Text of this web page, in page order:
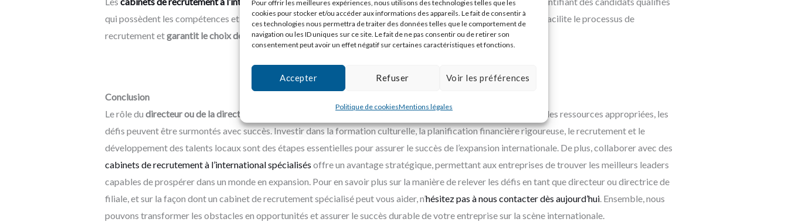
Pour offrir les meilleures expériences, nous utilisons des technologies telles que les
cookies pour stocker et/ou accéder aux informations des appareils. Le fait de consentir à
ces technologies nous permettra de traiter des données telles que le comportement de
navigation ou les ID uniques sur ce site. Le fait de ne pas consentir ou de retirer son
consentement peut avoir un effet négatif sur certaines caractéristiques et fonctions.
Accepter Refuser Voir les préférences
Politique de cookiesMentions légales
qui possèdent les compétences et l’expérience nécessaires pour relever les défis internationaux. Leur expertise facilite le processus de
recrutement etgarantit le choix des meilleurs candidatspour le poste.
Conclusion
Le rôle du directeur ou de la directrice de filiale est complexe et exigeant,mais avec les bonnes compétences et les ressources appropriées, les
défis peuvent être surmontés avec succès. Investir dans la formation culturelle, la planification financière rigoureuse, le recrutement et le
développement des talents locaux sont des étapes essentielles pour assurer le succès de l’expansion internationale. De plus, collaborer avec des
cabinets de recrutement à l’international spécialisés offre un avantage stratégique, permettant aux entreprises de trouver les meilleurs leaders
capables de prospérer dans un monde en expansion. Pour en savoir plus sur la manière de relever les défis en tant que directeur ou directrice de
filiale, et sur la façon dont un cabinet de recrutement spécialisé peut vous aider, n’hésitez pas à nous contacter dès aujourd’hui. Ensemble, nous
pouvons transformer les obstacles en opportunités et assurer le succès durable de votre entreprise sur la scène internationale.